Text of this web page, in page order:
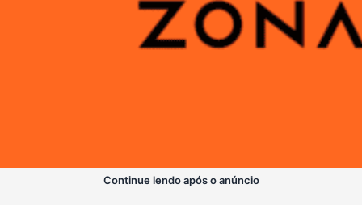
Continue lendo após o anúncio